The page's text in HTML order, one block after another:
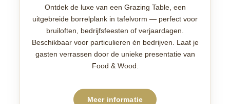
Ontdek de luxe van een Grazing Table, een
uitgebreide borrelplank in tafelvorm — perfect voor
bruiloften, bedrijfsfeesten of verjaardagen.
Beschikbaar voor particulieren én bedrijven. Laat je
gasten verrassen door de unieke presentatie van
Food & Wood.
Meer informatie